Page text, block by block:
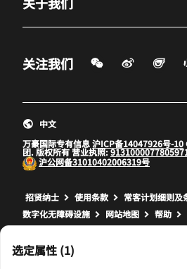
选定属性 (1)
关注我们 微信扫一扫
微博
打开新窗口
飞猪
打开
万豪国际专有信息沪ICP备14047926号-10
团. 版权所有 营业执照:
沪公网备31010402006319号
中文
招贤纳士 打开新窗口
使用条款 打开新窗口
常客计划细则及
数字化无障碍设施
网站地图 帮助
prod32,4373FED0-CEDE-558A-8C9E-